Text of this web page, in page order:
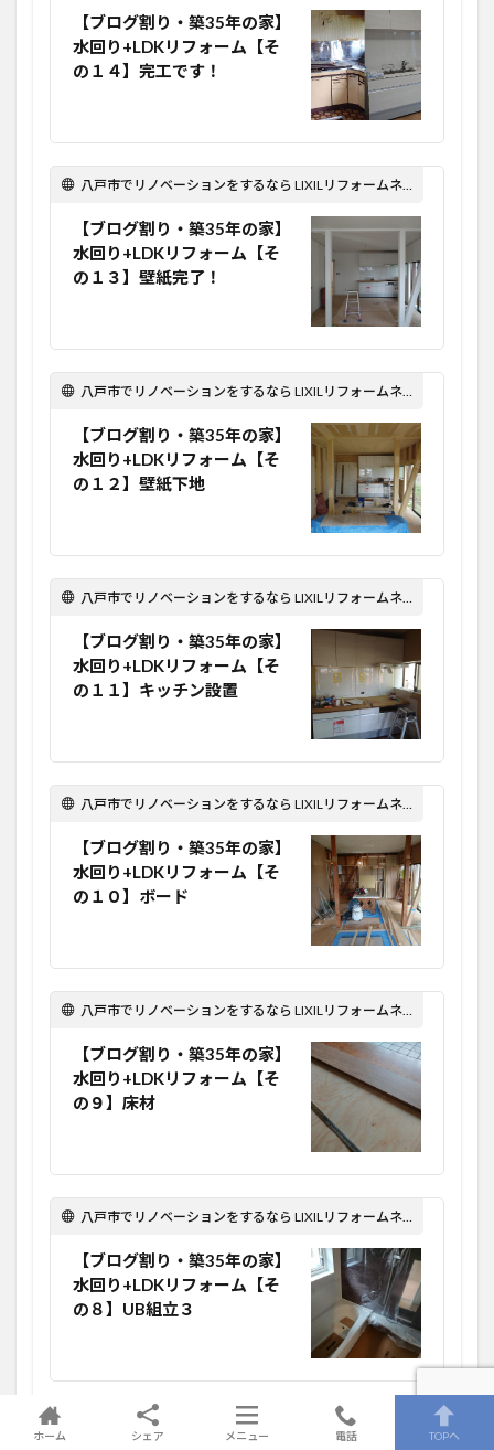
【ブログ割り・築35年の家】
水回り+LDKリフォーム【そ
の１４】完工です！
八戸市でリノベーションをするなら LIXILリフォームネット Optima Reform！
【ブログ割り・築35年の家】
水回り+LDKリフォーム【そ
の１３】壁紙完了！
八戸市でリノベーションをするなら LIXILリフォームネット Optima Reform！
【ブログ割り・築35年の家】
水回り+LDKリフォーム【そ
の１２】壁紙下地
八戸市でリノベーションをするなら LIXILリフォームネット Optima Reform！
【ブログ割り・築35年の家】
水回り+LDKリフォーム【そ
の１１】キッチン設置
八戸市でリノベーションをするなら LIXILリフォームネット Optima Reform！
【ブログ割り・築35年の家】
水回り+LDKリフォーム【そ
の１０】ボード
八戸市でリノベーションをするなら LIXILリフォームネット Optima Reform！
【ブログ割り・築35年の家】
水回り+LDKリフォーム【そ
の９】床材
八戸市でリノベーションをするなら LIXILリフォームネット Optima Reform！
【ブログ割り・築35年の家】
水回り+LDKリフォーム【そ
の８】UB組立３
八戸市でリノベーションをするなら LIXILリフォームネット Optima Reform！
ホーム シェア メニュー 電話 TOPへ